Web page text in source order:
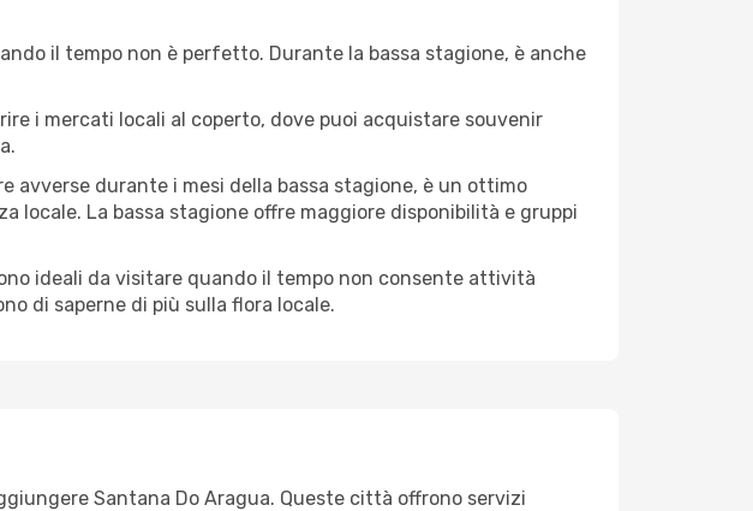
il tempo non è perfetto. Durante la bassa stagione, è anche
i mercati locali al coperto, dove puoi acquistare souvenir
avverse durante i mesi della bassa stagione, è un ottimo
locale. La bassa stagione offre maggiore disponibilità e gruppi
ideali da visitare quando il tempo non consente attività
di saperne di più sulla flora locale.
Santana Do Aragua. Queste città offrono servizi